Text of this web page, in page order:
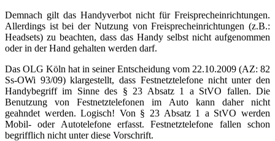
Demnach gilt das Handyverbot nicht für Freisprecheinrichtungen.
Allerdings ist bei der Nutzung von Freisprecheinrichtungen (z.B.:
Headsets) zu beachten, dass das Handy selbst nicht aufgenommen
oder in der Hand gehalten werden darf.
Das OLG Köln hat in seiner Entscheidung vom 22.10.2009 (AZ: 82
Ss-OWi 93/09) klargestellt, dass Festnetztelefone nicht unter den
Handybegriff im Sinne des § 23 Absatz 1 a StVO fallen. Die
Benutzung von Festnetztelefonen im Auto kann daher nicht
geahndet werden. Logisch! Von § 23 Absatz 1 a StVO werden
Mobil- oder Autotelefone erfasst. Festnetztelefone fallen schon
begrifflich nicht unter diese Vorschrift.